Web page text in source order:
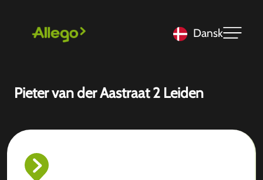
Dansk
Pieter van der Aastraat 2 Leiden